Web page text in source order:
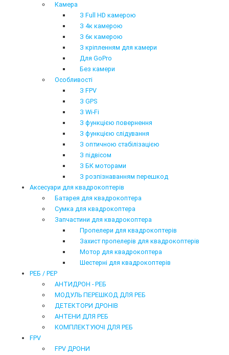
Камера
З Full HD камерою
З 4к камерою
З 6к камерою
З кріпленням для камери
Для GoPro
Без камери
Особливості
З FPV
З GPS
З Wi-Fi
З функцією повернення
З функцією слідування
З оптичною стабілізацією
З підвісом
З БК моторами
З розпізнаванням перешкод
Аксесуари для квадрокоптерів
Батарея для квадрокоптера
Сумка для квадрокоптера
Запчастини для квадрокоптера
Пропелери для квадрокоптерів
Захист пропелерів для квадрокоптерів
Мотор для квадрокоптера
Шестерні для квадрокоптерів
РЕБ / РЕР
АНТИДРОН - РЕБ
МОДУЛЬ ПЕРЕШКОД ДЛЯ РЕБ
ДЕТЕКТОРИ ДРОНІВ
АНТЕНИ ДЛЯ РЕБ
КОМПЛЕКТУЮЧІ ДЛЯ РЕБ
FPV
FPV ДРОНИ